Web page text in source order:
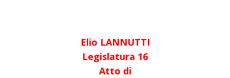
Elio LANNUTTI
Legislatura 16
Atto di